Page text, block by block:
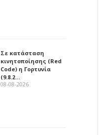
Σε κατάσταση
κινητοποίησης (Red
Code) η Γορτυνία
(9.8.2…
08-08-2026